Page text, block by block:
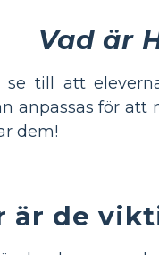
Vad är
till att
anpassas för
dem!
är de